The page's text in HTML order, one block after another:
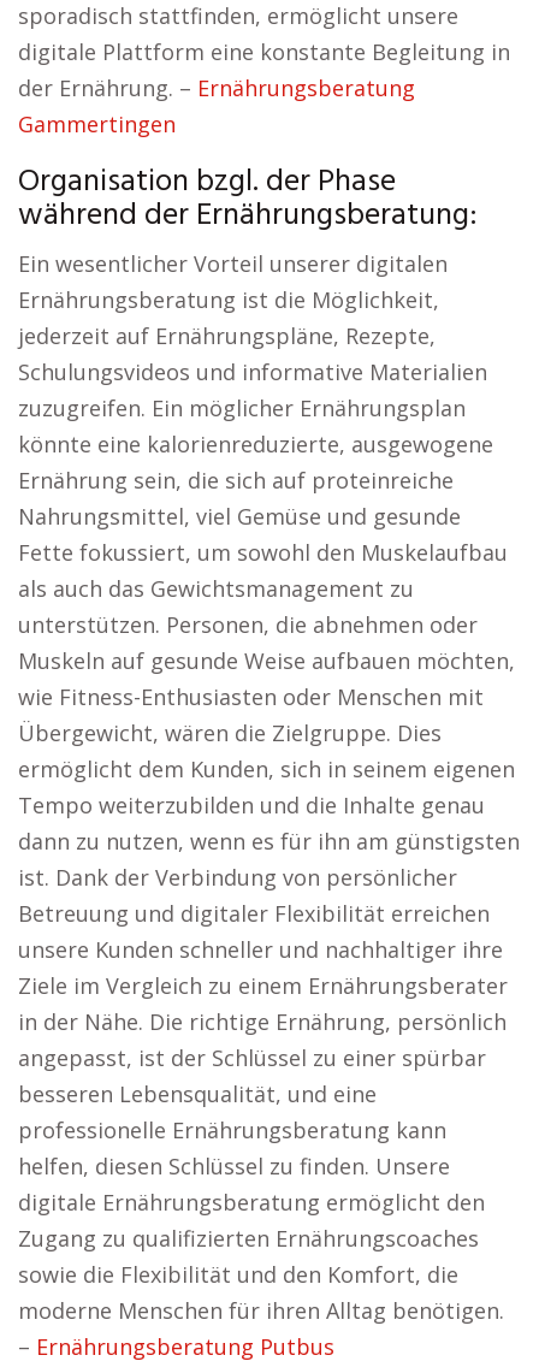
sporadisch stattfinden, ermöglicht unsere
digitale Plattform eine konstante Begleitung in
der Ernährung. – Ernährungsberatung
Gammertingen
Organisation bzgl. der Phase
während der Ernährungsberatung:
Ein wesentlicher Vorteil unserer digitalen
Ernährungsberatung ist die Möglichkeit,
jederzeit auf Ernährungspläne, Rezepte,
Schulungsvideos und informative Materialien
zuzugreifen. Ein möglicher Ernährungsplan
könnte eine kalorienreduzierte, ausgewogene
Ernährung sein, die sich auf proteinreiche
Nahrungsmittel, viel Gemüse und gesunde
Fette fokussiert, um sowohl den Muskelaufbau
als auch das Gewichtsmanagement zu
unterstützen. Personen, die abnehmen oder
Muskeln auf gesunde Weise aufbauen möchten,
wie Fitness-Enthusiasten oder Menschen mit
Übergewicht, wären die Zielgruppe. Dies
ermöglicht dem Kunden, sich in seinem eigenen
Tempo weiterzubilden und die Inhalte genau
dann zu nutzen, wenn es für ihn am günstigsten
ist. Dank der Verbindung von persönlicher
Betreuung und digitaler Flexibilität erreichen
unsere Kunden schneller und nachhaltiger ihre
Ziele im Vergleich zu einem Ernährungsberater
in der Nähe. Die richtige Ernährung, persönlich
angepasst, ist der Schlüssel zu einer spürbar
besseren Lebensqualität, und eine
professionelle Ernährungsberatung kann
helfen, diesen Schlüssel zu finden. Unsere
digitale Ernährungsberatung ermöglicht den
Zugang zu qualifizierten Ernährungscoaches
sowie die Flexibilität und den Komfort, die
moderne Menschen für ihren Alltag benötigen.
– Ernährungsberatung Putbus